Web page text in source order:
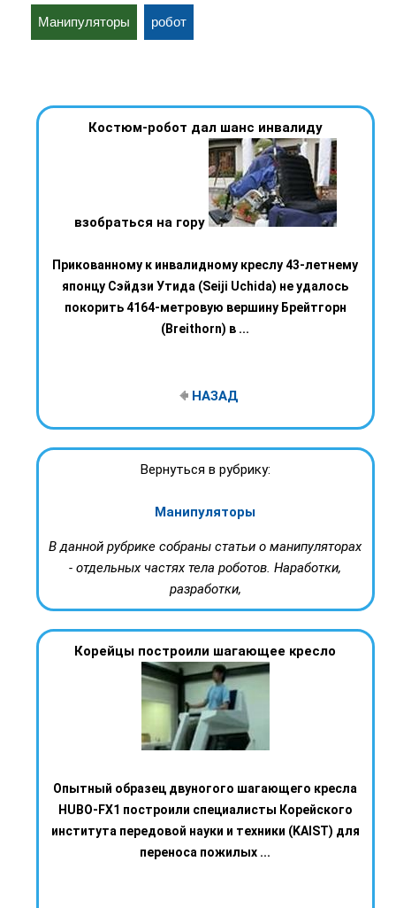
Манипуляторы робот
Костюм-робот дал шанс инвалиду
взобраться на гору
Прикованному к инвалидному креслу 43-летнему
японцу Сэйдзи Утида (Seiji Uchida) не удалось
покорить 4164-метровую вершину Брейтгорн
(Breithorn) в ...
НАЗАД
Вернуться в рубрику:
Манипуляторы
В данной рубрике собраны статьи о манипуляторах
- отдельных частях тела роботов. Наработки,
разработки,
Корейцы построили шагающее кресло
Опытный образец двуногого шагающего кресла
HUBO-FX1 построили специалисты Корейского
института передовой науки и техники (KAIST) для
переноса пожилых ...